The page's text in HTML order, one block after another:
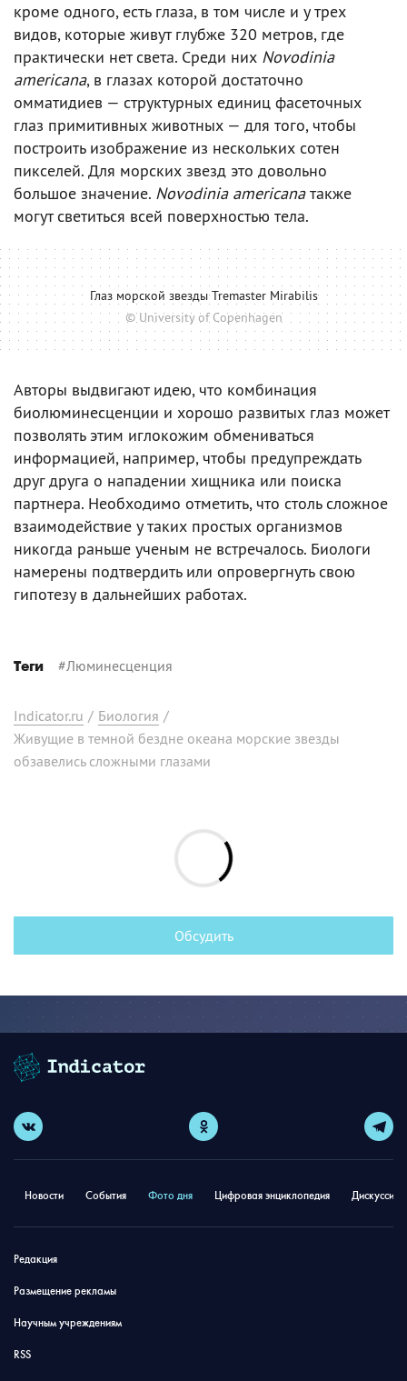
кроме одного, есть глаза, в том числе и у трех
видов, которые живут глубже 320 метров, где
практически нет света. Среди них Novodinia
americana, в глазах которой достаточно
омматидиев — структурных единиц фасеточных
глаз примитивных животных — для того, чтобы
построить изображение из нескольких сотен
пикселей. Для морских звезд это довольно
большое значение. Novodinia americanaтакже
могут светиться всей поверхностью тела.
Глаз морской звезды Tremaster Mirabilis
© University of Copenhagen
Авторы выдвигают идею, что комбинация
биолюминесценции и хорошо развитых глаз может
позволять этим иглокожим обмениваться
информацией, например, чтобы предупреждать
друг друга о нападении хищника или поиска
партнера. Необходимо отметить, что столь сложное
взаимодействие у таких простых организмов
никогда раньше ученым не встречалось. Биологи
намерены подтвердить или опровергнуть свою
гипотезу в дальнейших работах.
Теги #Люминесценция
Indicator.ru / Биология /
Живущие в темной бездне океана морские звезды
обзавелись сложными глазами
Обсудить
Новости События Фото дня Цифровая энциклопедия
Редакция
Размещение рекламы
Научным учреждениям
RSS